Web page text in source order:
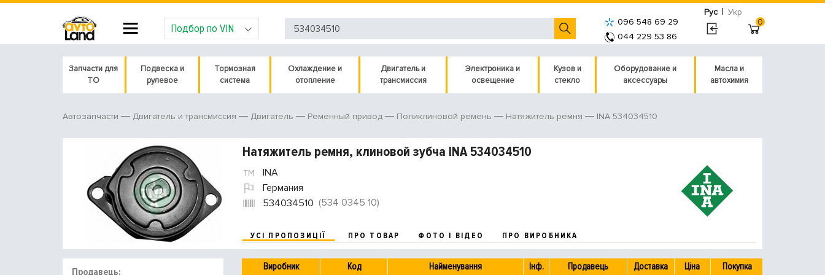
Рус | Укр
Подбор по VIN
096 548 69 29
044 229 53 86
0
Запчасти для
ТО
Подвеска и
рулевое
Тормозная
система
Охлаждение и
отопление
Двигатель и
трансмиссия
Электроника и
освещение
Кузов и
стекло
Оборудование и
аксессуары
Масла и
автохимия
Автозапчасти Двигатель и трансмиссия Двигатель Ременный привод Поликлиновой ремень Натяжитель ремня INA 534034510
Натяжитель ремня, клиновой зубча INA 534034510
INA
Германия
534034510 (534 0345 10)
УСІ ПРОПОЗИЦІЇ ПРО ТОВАР ФОТО І ВІДЕО ПРО ВИРОБНИКА
Продавець: Виробник Код Найменування Інф. Продавець Доставка Ціна Покупка